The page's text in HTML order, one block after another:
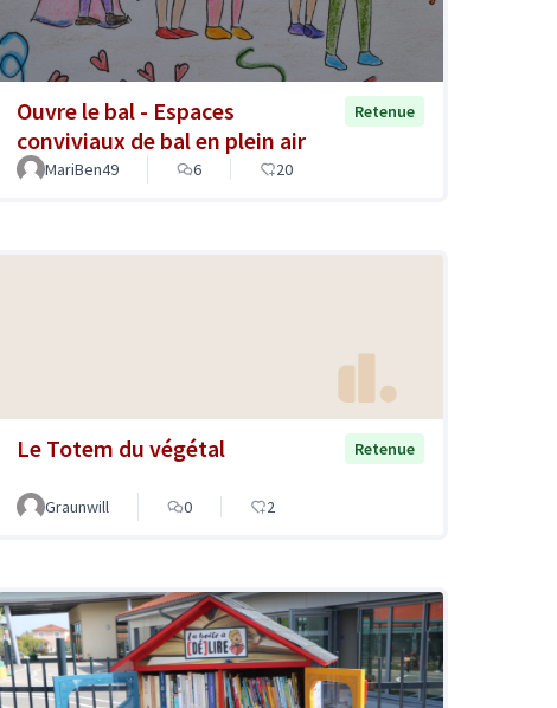
Ouvre le bal - Espaces
conviviaux de bal en plein air
Retenue
MariBen49 6 20
Le Totem du végétal Retenue
Graunwill 0 2